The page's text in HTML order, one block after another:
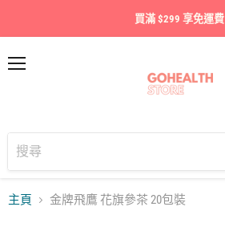
買滿 $299 享免運費
主頁 金牌飛鷹 花旗參茶 20包裝